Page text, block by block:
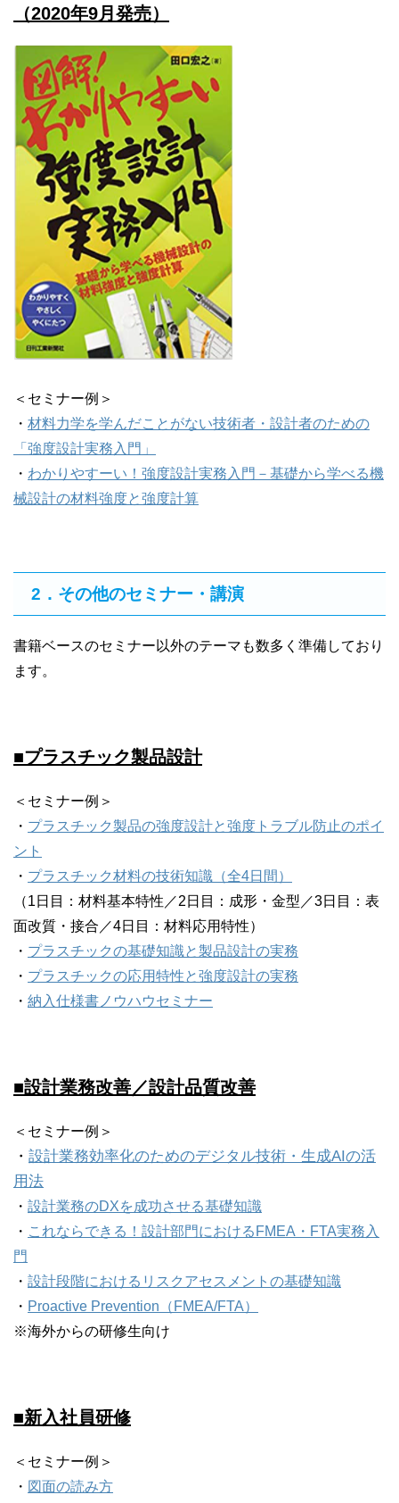
（2020年9月発売）
＜セミナー例＞
・ 材料力学を学んだことがない技術者・設計者のための
「強度設計実務入門」
・ わかりやすーい！強度設計実務入門－基礎から学べる機
械設計の材料強度と強度計算
2．その他のセミナー・講演
書籍ベースのセミナー以外のテーマも数多く準備しており
ます。
■プラスチック製品設計
＜セミナー例＞
・ プラスチック製品の強度設計と強度トラブル防止のポイ
ント
・ プラスチック材料の技術知識（全4日間）
（1日目：材料基本特性／2日目：成形・金型／3日目：表
面改質・接合／4日目：材料応用特性）
・ プラスチックの基礎知識と製品設計の実務
・ プラスチックの応用特性と強度設計の実務
・ 納入仕様書ノウハウセミナー
■設計業務改善／設計品質改善
＜セミナー例＞
・ 設計業務効率化のためのデジタル技術・生成AIの活
用法
・ 設計業務のDXを成功させる基礎知識
・ これならできる！設計部門におけるFMEA・FTA実務入
門
・ 設計段階におけるリスクアセスメントの基礎知識
・ Proactive Prevention（FMEA/FTA）
※海外からの研修生向け
■新入社員研修
＜セミナー例＞
・ 図面の読み方